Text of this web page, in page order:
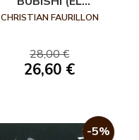
MANUSCRITO DE
CHRISTIAN FAURILLON
28,00 €
26,60 €
-5%